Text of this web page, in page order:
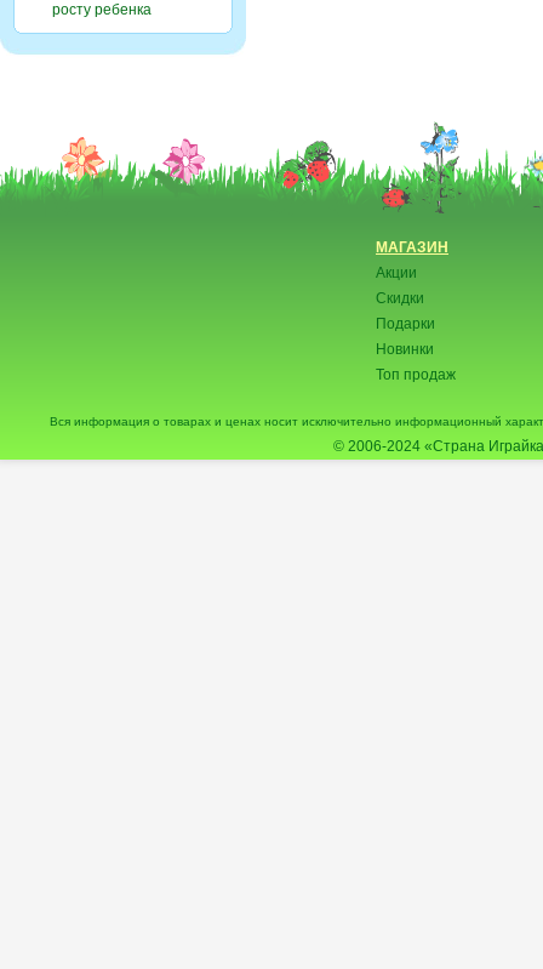
росту ребенка
МАГАЗИН
Акции
Скидки
Подарки
Новинки
Топ продаж
Вся информация о товарах и ценах носит исключительно информационный
© 2006-2024 «Страна